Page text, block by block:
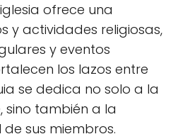
ofrece una
y actividades religiosas,
y eventos
los lazos entre
se dedica no solo a la
sino también a la
sus miembros.